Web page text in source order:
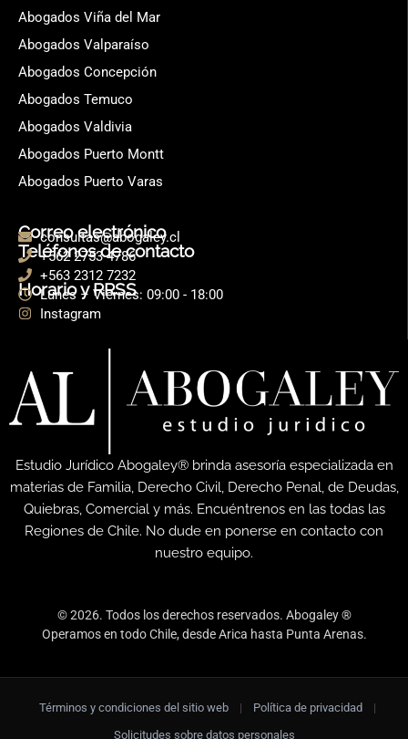
Abogados Viña del Mar
Abogados Valparaíso
Abogados Concepción
Abogados Temuco
Abogados Valdivia
Abogados Puerto Montt
Abogados Puerto Varas
Correo electrónico
consultas@abogaley.cl
Teléfonos de contacto
+562 2753 4786
+563 2312 7232
Horario y RRSS
Lunes – Viernes: 09:00 - 18:00
Instagram
Estudio Jurídico Abogaley® brinda asesoría especializada en
materias de Familia, Derecho Civil, Derecho Penal, de Deudas,
Quiebras, Comercial y más. Encuéntrenos en las todas las
Regiones de Chile. No dude en ponerse en contacto con
nuestro equipo.
© 2026. Todos los derechos reservados. Abogaley ®
Operamos en todo Chile, desde Arica hasta Punta Arenas.
Términos y condiciones del sitio web | Política de privacidad
|
Solicitudes sobre datos personales